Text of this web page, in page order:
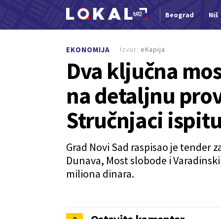
Beograd Niš
EKONOMIJA
Dva ključna
na detaljnu
Stručnjaci
Grad Novi Sad raspisao je tender
Dunava, Most slobode i
miliona dinara.
Izvor: eKapija